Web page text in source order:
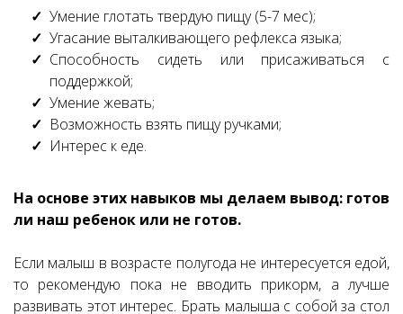
Умение глотать твердую пищу (5-7 мес);
Угасание выталкивающего рефлекса языка;
Способность сидеть или присаживаться с
поддержкой;
Умение жевать;
Возможность взять пищу ручками;
Интерес к еде.
На основе этих навыков мы делаем вывод: готов
ли наш ребенок или не готов.
Если малыш в возрасте полугода не интересуется едой,
то рекомендую пока не вводить прикорм, а лучше
развивать этот интерес. Брать малыша с собой за стол